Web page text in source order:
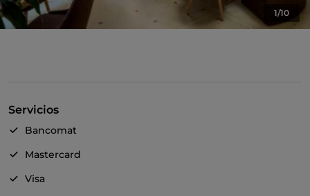
1/10
Servicios
Bancomat
Mastercard
Visa